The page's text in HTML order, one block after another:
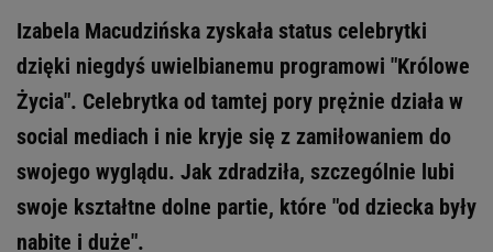
Izabela Macudzińska zyskała status celebrytki
dzięki niegdyś uwielbianemu programowi "Królowe
Życia". Celebrytka od tamtej pory prężnie działa w
social mediach i nie kryje się z zamiłowaniem do
swojego wyglądu. Jak zdradziła, szczególnie lubi
swoje kształtne dolne partie, które "od dziecka były
nabite i duże".